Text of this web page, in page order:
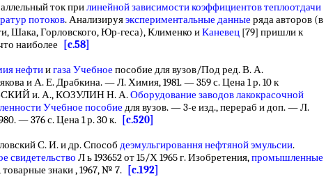
ток прилинейной зависимостикоэффициентов теплоотдачи
потоков. Анализируяэкспериментальные данные ряда авторов (в
Шака, Горловского, Юр-геса), Клименко иКаневец [79] пришли к
наиболее
[c.58]
нефтиигаза Учебное пособие для вузов/Под ред. В. А.
и А. Е. Драбкина. — Л. Химия, 1981. — 359 с. Цена 1 р. 10 к
и. А., КОЗУЛИН Н. А.Оборудование заводовлакокрасочной
Учебное пособие для вузов. — 3-е изд., перераб и доп. — Л.
— 376 с. Цена 1 р. 30 к.
[c.520]
С. И. и др. Способ деэмульгировання нефтяной эмульсии.
свидетельство Л ь 193652 от 15/Х 1965 г. Изобретения,промышленные
товарные знаки , 1967, № 7.
[c.192]